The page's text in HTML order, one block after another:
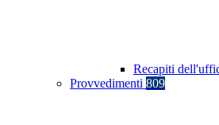
Recapiti
Provvedimenti 809